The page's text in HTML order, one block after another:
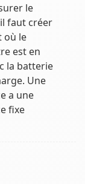
le
faut créer
où le
est en
la batterie
Une
a une
fixe